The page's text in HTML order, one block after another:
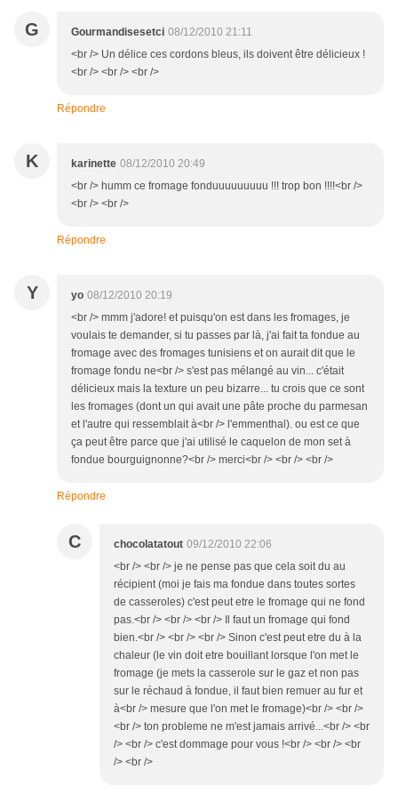
G Gourmandisesetci 08/12/2010 21:11
<br /> Un délice ces cordons bleus, ils doivent être délicieux !
<br /> <br /> <br />
Répondre
K karinette 08/12/2010 20:49
<br /> humm ce fromage fonduuuuuuuuu !!! trop bon !!!!<br />
<br /> <br />
Répondre
Y yo 08/12/2010 20:19
<br /> mmm j'adore! et puisqu'on est dans les fromages, je
voulais te demander, si tu passes par là, j'ai fait ta fondue au
fromage avec des fromages tunisiens et on aurait dit que le
fromage fondu ne<br /> s'est pas mélangé au vin... c'était
délicieux mais la texture un peu bizarre... tu crois que ce sont
les fromages (dont un qui avait une pâte proche du parmesan
et l'autre qui ressemblait à<br /> l'emmenthal). ou est ce que
ça peut être parce que j'ai utilisé le caquelon de mon set à
fondue bourguignonne?<br /> merci<br /> <br /> <br />
Répondre
C chocolatatout 09/12/2010 22:06
<br /> <br /> je ne pense pas que cela soit du au
récipient (moi je fais ma fondue dans toutes sortes
de casseroles) c'est peut etre le fromage qui ne fond
pas.<br /> <br /> <br /> Il faut un fromage qui fond
bien.<br /> <br /> <br /> Sinon c'est peut etre du à la
chaleur (le vin doit etre bouillant lorsque l'on met le
fromage (je mets la casserole sur le gaz et non pas
sur le réchaud à fondue, il faut bien remuer au fur et
à<br /> mesure que l'on met le fromage)<br /> <br />
<br /> ton probleme ne m'est jamais arrivé...<br /> <br
/> <br /> c'est dommage pour vous !<br /> <br /> <br
/> <br />